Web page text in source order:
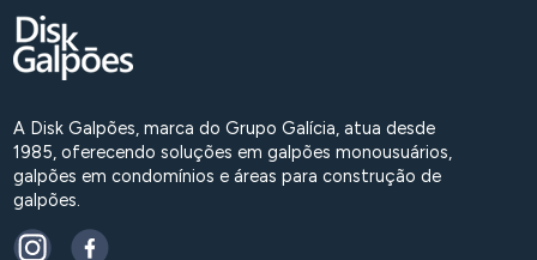
A Disk Galpões, marca do Grupo Galícia, atua desde
1985, oferecendo soluções em galpões monousuários,
galpões em condomínios e áreas para construção de
galpões.